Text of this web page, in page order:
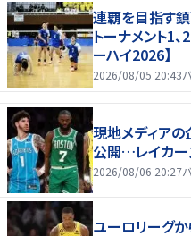
連覇を目指す
トーナメント1
ーハイ2026】
2026/08/05 20:43
現地メディア
公開…レイカー
2026/08/06 20:27
ユーロリーグ